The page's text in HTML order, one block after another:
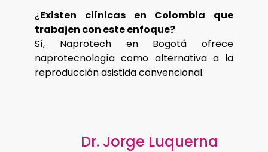
¿Existen clínicas en Colombia que
trabajen con este enfoque?
Sí, Naprotech en Bogotá ofrece
naprotecnología como alternativa a la
reproducción asistida convencional.
Dr. Jorge Luquerna